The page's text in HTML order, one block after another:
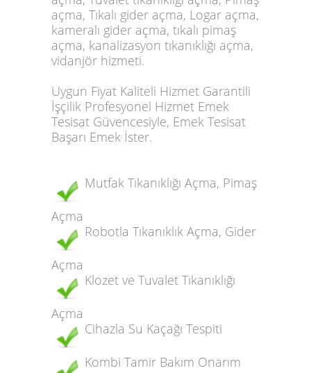
açma, Tıkalı gider açma, Logar açma,
kameralı gider açma, tıkalı pimaş
açma, kanalizasyon tıkanıklığı açma,
vidanjör hizmeti.
Uygun Fiyat Kaliteli Hizmet Garantili
İşçilik Profesyonel Hizmet Emek
Tesisat Güvencesiyle, Emek Tesisat
Başarı Emek İster.
Mutfak Tıkanıklığı Açma, Pimaş
Açma
Robotla Tıkanıklık Açma, Gider
Açma
Klozet ve Tuvalet Tıkanıklığı
Açma
Cihazla Su Kaçağı Tespiti
Kombi Tamir Bakım Onarım